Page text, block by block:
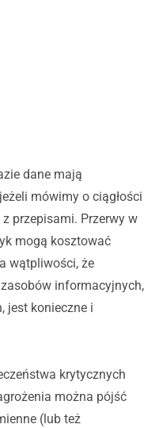
dane mają
mówimy o ciągłości
przepisami. Przerwy w
mogą kosztować
wątpliwości, że
informacyjnych,
jest konieczne i
krytycznych
można pójść
(lub też